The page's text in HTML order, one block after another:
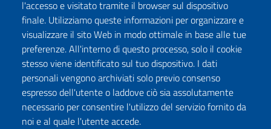
l'accesso e visitato tramite il browser sul dispositivo
finale. Utilizziamo queste informazioni per organizzare e
visualizzare il sito Web in modo ottimale in base alle tue
preferenze. All'interno di questo processo, solo il cookie
stesso viene identificato sul tuo dispositivo. I dati
personali vengono archiviati solo previo consenso
espresso dell'utente o laddove ciò sia assolutamente
necessario per consentire l'utilizzo del servizio fornito da
noi e al quale l'utente accede.